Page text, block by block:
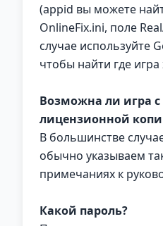
(appid вы можете
OnlineFix.ini, поле
случае используйте
чтобы найти где
Возможна ли игра
лицензионной
В большинстве
обычно указываем
примечаниях к
Какой пароль?